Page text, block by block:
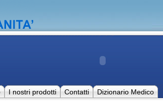
I nostri prodotti Contatti Dizionario Medico